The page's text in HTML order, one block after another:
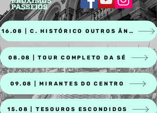
16.08 | C. HISTÓRICO OUTROS ÂNGULOS
08.08 | TOUR COMPLETO DA SÉ
09.08 | MIRANTES DO CENTRO
15.08 | TESOUROS ESCONDIDOS